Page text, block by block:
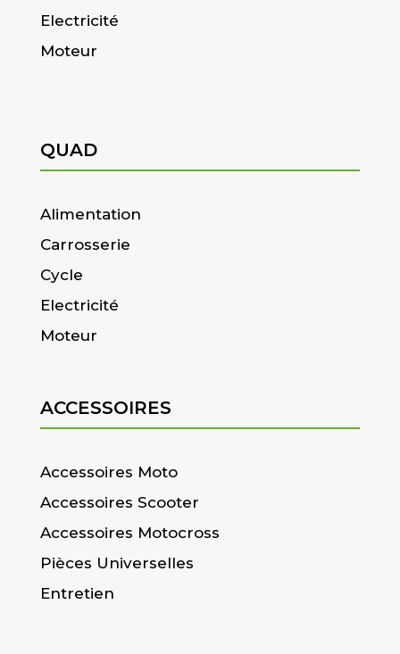
Electricité
Moteur
QUAD
Alimentation
Carrosserie
Cycle
Electricité
Moteur
ACCESSOIRES
Accessoires Moto
Accessoires Scooter
Accessoires Motocross
Pièces Universelles
Entretien